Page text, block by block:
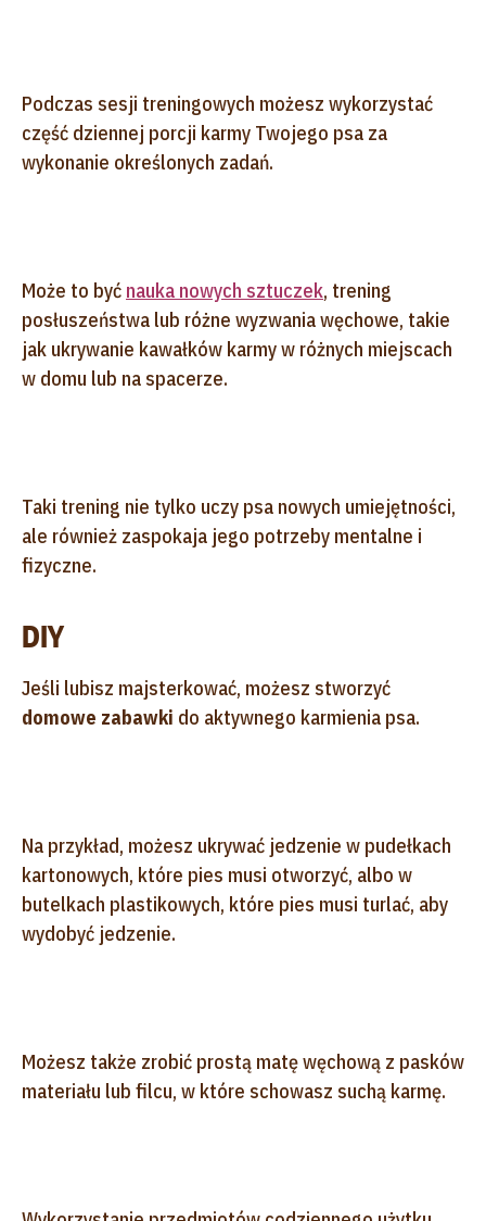
Podczas sesji treningowych możesz wykorzystać
część dziennej porcji karmy Twojego psa za
wykonanie określonych zadań.
Może to być nauka nowych sztuczek, trening
posłuszeństwa lub różne wyzwania węchowe, takie
jak ukrywanie kawałków karmy w różnych miejscach
w domu lub na spacerze.
Taki trening nie tylko uczy psa nowych umiejętności,
ale również zaspokaja jego potrzeby mentalne i
fizyczne.
DIY
Jeśli lubisz majsterkować, możesz stworzyć
domowe zabawki do aktywnego karmienia psa.
Na przykład, możesz ukrywać jedzenie w pudełkach
kartonowych, które pies musi otworzyć, albo w
butelkach plastikowych, które pies musi turlać, aby
wydobyć jedzenie.
Możesz także zrobić prostą matę węchową z pasków
materiału lub filcu, w które schowasz suchą karmę.